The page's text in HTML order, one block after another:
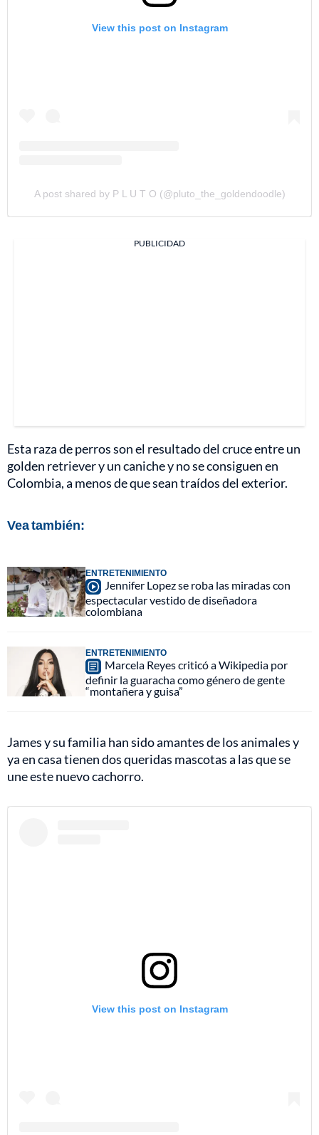
View this post on Instagram
A post shared by P L U T O (@pluto_the_goldendoodle)
PUBLICIDAD
Esta raza de perros son el resultado del cruce entre un
golden retriever y un caniche y no se consiguen en
Colombia, a menos de que sean traídos del exterior.
Vea también:
ENTRETENIMIENTO
Jennifer Lopez se roba las miradas con
espectacular vestido de diseñadora
colombiana
ENTRETENIMIENTO
Marcela Reyes criticó a Wikipedia por
definir la guaracha como género de gente
“montañera y guisa”
James y su familia han sido amantes de los animales y
ya en casa tienen dos queridas mascotas a las que se
une este nuevo cachorro.
View this post on Instagram